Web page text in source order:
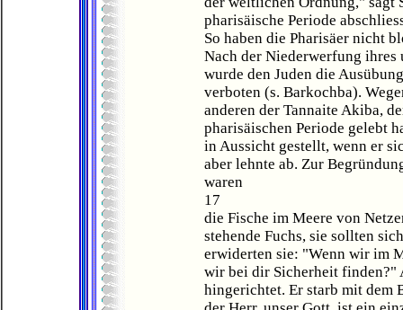
pharisäische Periode
So haben die Pharisäer nicht
Nach der Niederwerfung ihres
wurde den Juden die
verboten (s. Barkochba).
anderen der Tannaite Akiba,
pharisäischen Periode gelebt
in Aussicht gestellt, wenn er
aber lehnte ab. Zur
waren
17
die Fische im Meere von
stehende Fuchs, sie sollten
erwiderten sie: "Wenn wir im
wir bei dir Sicherheit finden?"
hingerichtet. Er starb mit dem